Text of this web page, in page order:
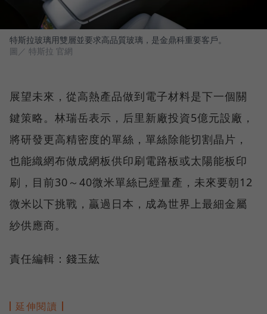
特斯拉玻璃用雙層並要求高品質玻璃，是金鼎科重要客戶。
圖／ 特斯拉 官網
展望未來，從高熱產品做到電子材料是下一個關
鍵策略。林瑞岳表示，后里新廠投資5億元設廠，
將研發更高精密度的單絲，單絲除能切割晶片，
也能織網布做成網板供印刷電路板或太陽能板印
刷，目前30～40微米單絲已經量產，未來要朝12
微米以下挑戰，贏過日本，成為世界上最細金屬
紗供應商。
責任編輯：錢玉紘
延伸閱讀